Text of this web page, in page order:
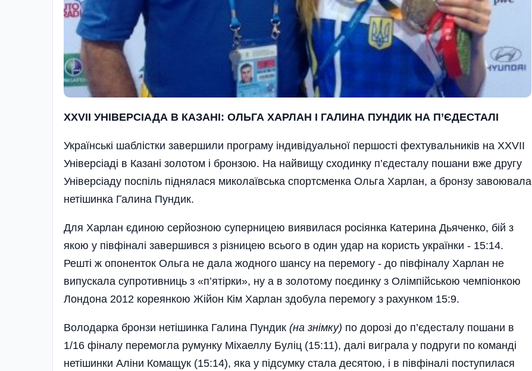
XXVII УНІВЕРСІАДА В КАЗАНІ: ОЛЬГА ХАРЛАН І ГАЛИНА ПУНДИК НА П’ЄДЕСТАЛІ
Українські шаблістки завершили програму індивідуальної першості фехтувальників на XXVII
Універсіаді в Казані золотом і бронзою. На найвищу сходинку п’єдесталу пошани вже другу
Універсіаду поспіль піднялася миколаївська спортсменка Ольга Харлан, а бронзу завоювала
нетішинка Галина Пундик.
Для Харлан єдиною серйозною суперницею виявилася росіянка Катерина Дьяченко, бій з
якою у півфіналі завершився з різницею всього в один удар на користь українки - 15:14.
Решті ж опоненток Ольга не дала жодного шансу на перемогу - до півфіналу Харлан не
випускала супротивниць з «п’ятірки», ну а в золотому поєдинку з Олімпійською чемпіонкою
Лондона 2012 кореянкою Жійон Кім Харлан здобула перемогу з рахунком 15:9.
Володарка бронзи нетішинка Галина Пундик (на знімку) по дорозі до п’єдесталу пошани в
1/16 фіналу перемогла румунку Міхаеллу Буліц (15:11), далі виграла у подруги по команді
нетішинки Аліни Комащук (15:14), яка у підсумку стала десятою, і в півфіналі поступилася